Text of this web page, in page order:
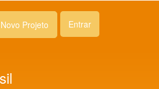
Projeto Entrar